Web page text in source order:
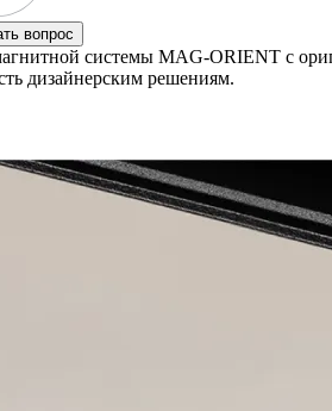
вопрос
системы MAG-ORIENT с
дизайнерским решениям.